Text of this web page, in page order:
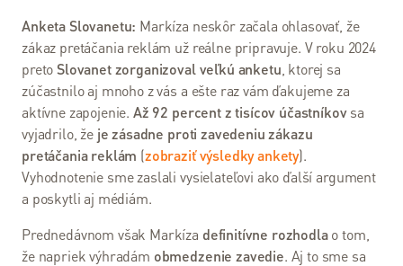
Predajné
miesta
Stav
služieb
Nástroje
Webmail
Moja
Aktovka
Anketa Slovanetu: Markíza neskôr začala ohlasovať, že
zákaz pretáčania reklám už reálne pripravuje. V roku 2024
pretoSlovanet zorganizoval veľkú anketu , ktorej sa
zúčastnilo aj mnoho z vás a ešte raz vám ďakujeme za
aktívne zapojenie. Až 92 percent z tisícov účastníkovsa
vyjadrilo, že je zásadne proti zavedeniu zákazu
pretáčania reklám (zobraziť výsledky ankety).
Vyhodnotenie sme zaslali vysielateľovi ako ďalší argument
a poskytli aj médiám.
Prednedávnom však Markíza definitívne rozhodlao tom,
že napriek výhradám obmedzenie zavedie. Aj to sme sa